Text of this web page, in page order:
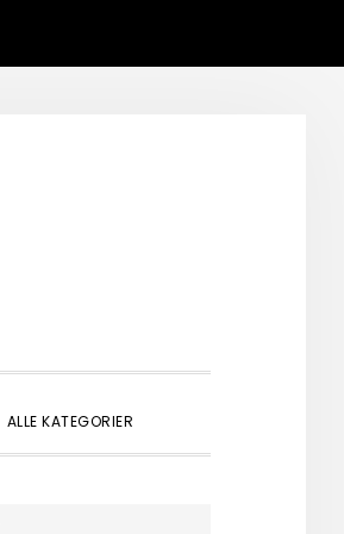
ALLE KATEGORIER